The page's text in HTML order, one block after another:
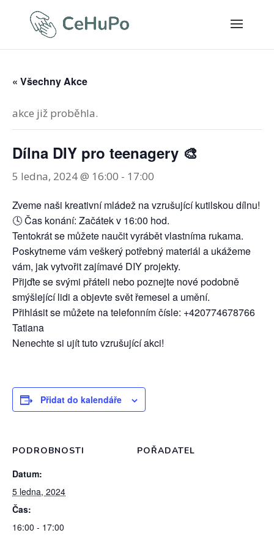
« Všechny Akce
akce již proběhla.
Dílna DIY pro teenagery 🎨
5 ledna, 2024 @ 16:00 - 17:00
Zveme naši kreativní mládež na vzrušující kutilskou dílnu!
🕓 Čas konání: Začátek v 16:00 hod.
Tentokrát se můžete naučit vyrábět vlastníma rukama.
Poskytneme vám veškerý potřebný materiál a ukážeme
vám, jak vytvořit zajímavé DIY projekty.
Přijďte se svými přáteli nebo poznejte nové podobně
smýšlející lidi a objevte svět řemesel a umění.
Přihlásit se můžete na telefonním čísle: +420774678766
Tatiana
Nenechte si ujít tuto vzrušující akci!
Přidat do kalendáře
PODROBNOSTI
Datum:
5 ledna, 2024
Čas:
16:00 - 17:00
POŘADATEL